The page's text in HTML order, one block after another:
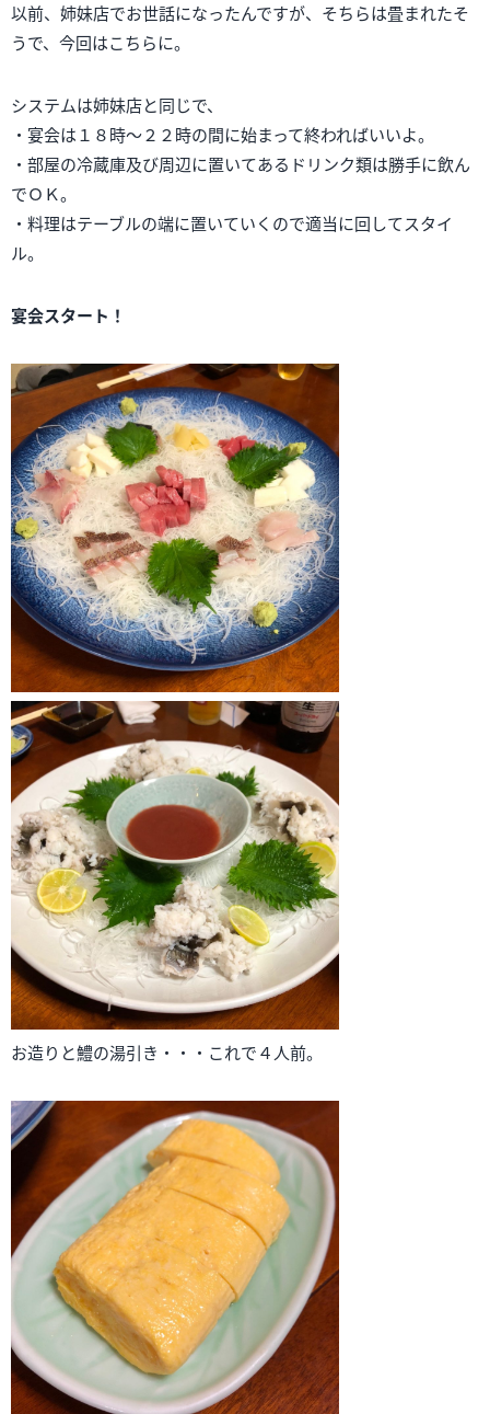
以前、姉妹店でお世話になったんですが、そちらは畳まれたそ
うで、今回はこちらに。
システムは姉妹店と同じで、
・宴会は１８時～２２時の間に始まって終わればいいよ。
・部屋の冷蔵庫及び周辺に置いてあるドリンク類は勝手に飲ん
でＯＫ。
・料理はテーブルの端に置いていくので適当に回してスタイ
ル。
宴会スタート！
お造りと鱧の湯引き・・・これで４人前。